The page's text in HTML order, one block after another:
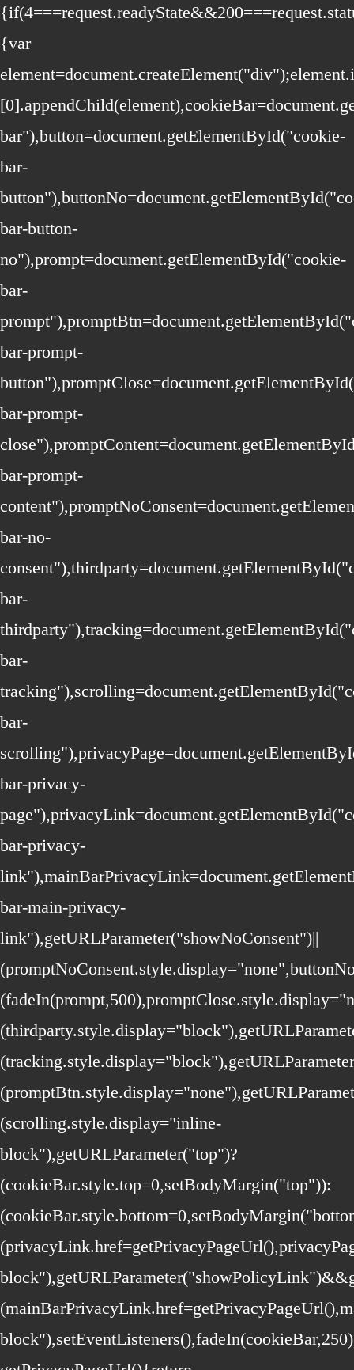
{var
bar"),button=document.getElementById("cookie-
bar-
bar-button-
no"),prompt=document.getElementById("cookie-
bar-
bar-prompt-
bar-prompt-
bar-prompt-
bar-no-
bar-
bar-
bar-
bar-privacy-
bar-privacy-
bar-main-privacy-
link"),getURLParameter("showNoConsent")||
(scrolling.style.display="inline-
block"),getURLParameter("top")?
(cookieBar.style.top=0,setBodyMargin("top")):